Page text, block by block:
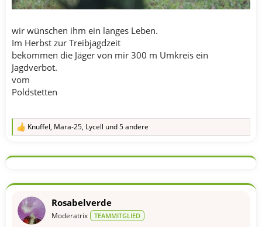
wir wünschen ihm ein langes Leben.
Im Herbst zur Treibjagdzeit
bekommen die Jäger von mir 300 m Umkreis ein
Jagdverbot.
vom
Poldstetten
R
k
o
e
n
Knuffel, Mara-25, Lycell und 5 andere
Rosabelverde
Moderatrix TEAMMITGLIED